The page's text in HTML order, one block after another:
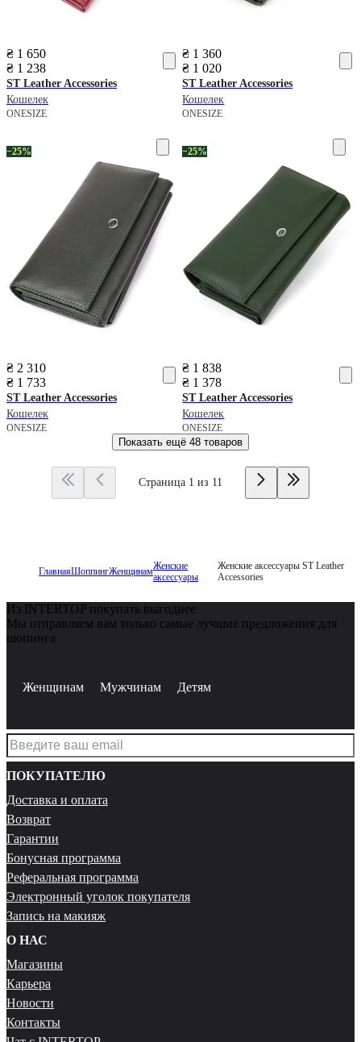
₴ 1 650
₴ 1 238
ST Leather Accessories
Кошелек
ONESIZE
₴ 1 360
₴ 1 020
ST Leather Accessories
Кошелек
ONESIZE
−25%
₴ 2 310
₴ 1 733
ST Leather Accessories
Кошелек
ONESIZE
−25%
₴ 1 838
₴ 1 378
ST Leather Accessories
Кошелек
ONESIZE
Показать ещё 48 товаров
Страница 1 из 11
ГлавнаяШоппингЖенщинамЖенские
аксессуары
Женские аксессуары ST Leather
Accessories
Из INTERTOP покупать выгоднее
Мы отправляем вам только самые лучшие предложения для
шопинга
Женщинам Мужчинам Детям
ПОКУПАТЕЛЮ
Доставка и оплата
Возврат
Гарантии
Бонусная программа
Реферальная программа
Электронный уголок покупателя
Запись на макияж
О НАС
Магазины
Карьера
Новости
Контакты